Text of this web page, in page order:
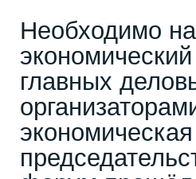
Необходимо
главных